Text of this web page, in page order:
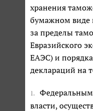
хранения
бумажном виде
за пределы
Евразийского
ЕАЭС) и
деклараций на
1.
власти,